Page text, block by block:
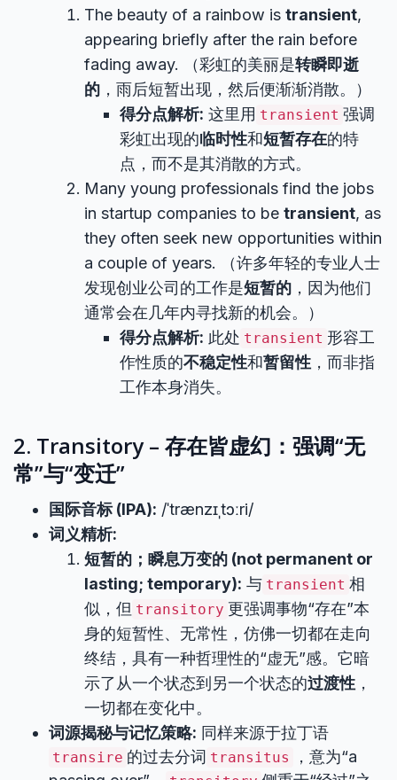
The beauty of a rainbow is transient,
appearing briefly after the rain before
fading away. （彩虹的美丽是转瞬即逝
的 ，雨后短暂出现，然后便渐渐消散。）
得分点解析: 这里用 transient 强调
彩虹出现的临时性和短暂存在的特
点，而不是其消散的方式。
Many young professionals find the jobs
in startup companies to be transient, as
they often seek new opportunities within
a couple of years. （许多年轻的专业人士
发现创业公司的工作是短暂的 ，因为他们
通常会在几年内寻找新的机会。）
得分点解析: 此处 transient 形容工
作性质的不稳定性和暂留性 ，而非指
工作本身消失。
2. Transitory – 存在皆虚幻：强调“无
常”与“变迁”
国际音标 (IPA): /ˈtrænzɪˌtɔːri/
词义精析:
短暂的；瞬息万变的 (not permanent or
lasting; temporary): 与 transient 相
似，但 transitory 更强调事物“存在”本
身的短暂性、无常性，仿佛一切都在走向
终结，具有一种哲理性的“虚无”感。它暗
示了从一个状态到另一个状态的过渡性 ，
一切都在变化中。
词源揭秘与记忆策略: 同样来源于拉丁语
transire 的过去分词 transitus
，意为“a